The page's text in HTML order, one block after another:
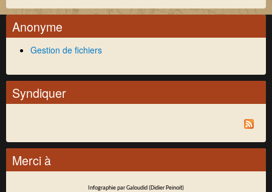
Anonyme
Gestion de fichiers
Syndiquer
Merci à
Infographie par Galoudid (Didier Peinoit)